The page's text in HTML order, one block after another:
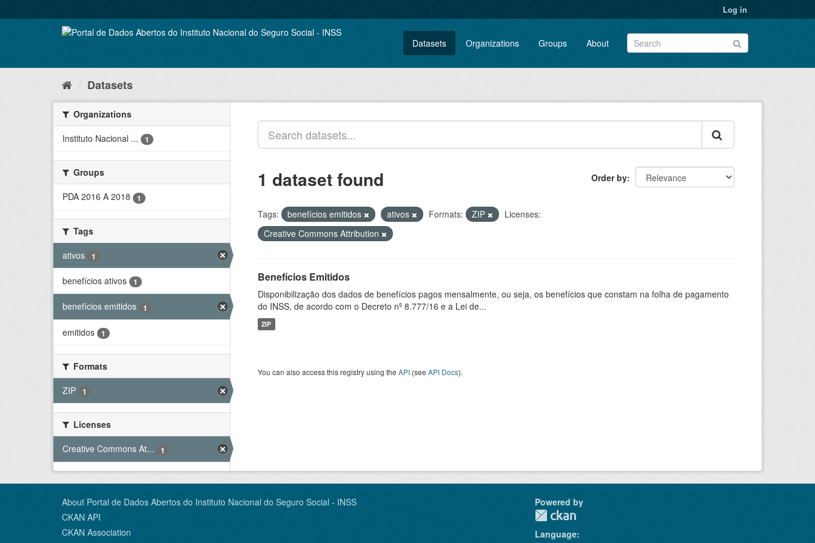
to
Log in
Datasets Organizations Groups About
Datasets
Organizations
Instituto Nacional ...
1
Groups
PDA 2016 A 2018
1
Tags
ativos
1
benefícios ativos 1
benefícios emitidos 1
emitidos 1
Formats
ZIP
1
Licenses
Creative Commons At...
1
Order by
1 dataset found
Tags: benefícios emitidos ativos Formats: ZIP
Licenses:
Creative Commons Attribution
Benefícios Emitidos
Disponibilização dos dados de benefícios pagos mensalmente, ou seja, os benefícios que constam na folha de pagamento
do INSS, de acordo com o Decreto nº 8.777/16 e a Lei de...
ZIP
You can also access this registry using the API (see API Docs).
About Portal de Dados Abertos do Instituto Nacional do Seguro Social - INSS
CKAN API
CKAN Association
Powered by
Language